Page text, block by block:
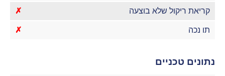
קריאת ריקול שלא בוצעה ✗
תו נכה ✗
נתונים טכניים